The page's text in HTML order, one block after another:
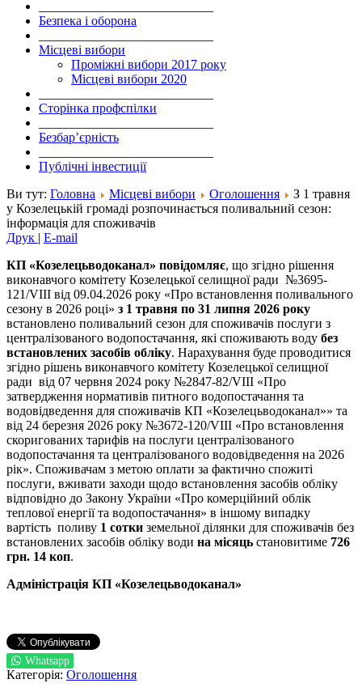
Безпека і оборона
Місцеві вибори
Проміжні вибори 2017 року
Місцеві вибори 2020
Сторінка профспілки
Безбар’єрність
Публічні інвестиції
Ви тут: Головна Місцеві вибори Оголошення
З 1 травня
у Козелецькій громаді розпочинається поливальний сезон:
інформація для споживачів
Друк | E-mail
КП «Козелецьводоканал» повідомляє, що згідно рішення
виконавчого комітету Козелецької селищної ради №3695-
121/VIII від 09.04.2026 року «Про встановлення поливального
сезону в 2026 році» з 1 травня по 31 липня 2026 року
встановлено поливальний сезон для споживачів послуги з
централізованого водопостачання, які споживають воду без
встановлених засобів обліку. Нарахування буде проводитися
згідно рішень виконавчого комітету Козелецької селищної
ради від 07 червня 2024 року №2847-82/VIII «Про
затвердження нормативів питного водопостачання та
водовідведення для споживачів КП «Козелецьводоканал»» та
від 24 березня 2026 року №3672-120/VIII «Про встановлення
скоригованих тарифів на послуги централізованого
водопостачання та централізованого водовідведення на 2026
рік». Споживачам з метою оплати за фактично спожиті
послуги, вживати заходи щодо встановлення засобів обліку
відповідно до Закону України «Про комерційний облік
теплової енергії та водопостачання» в іншому випадку
вартість поливу 1 сотки земельної ділянки для споживачів без
встановлених засобів обліку води на місяць становитиме 726
грн. 14 коп.
Адміністрація КП «Козелецьводоканал»
Whatsapp
Категорія: Оголошення